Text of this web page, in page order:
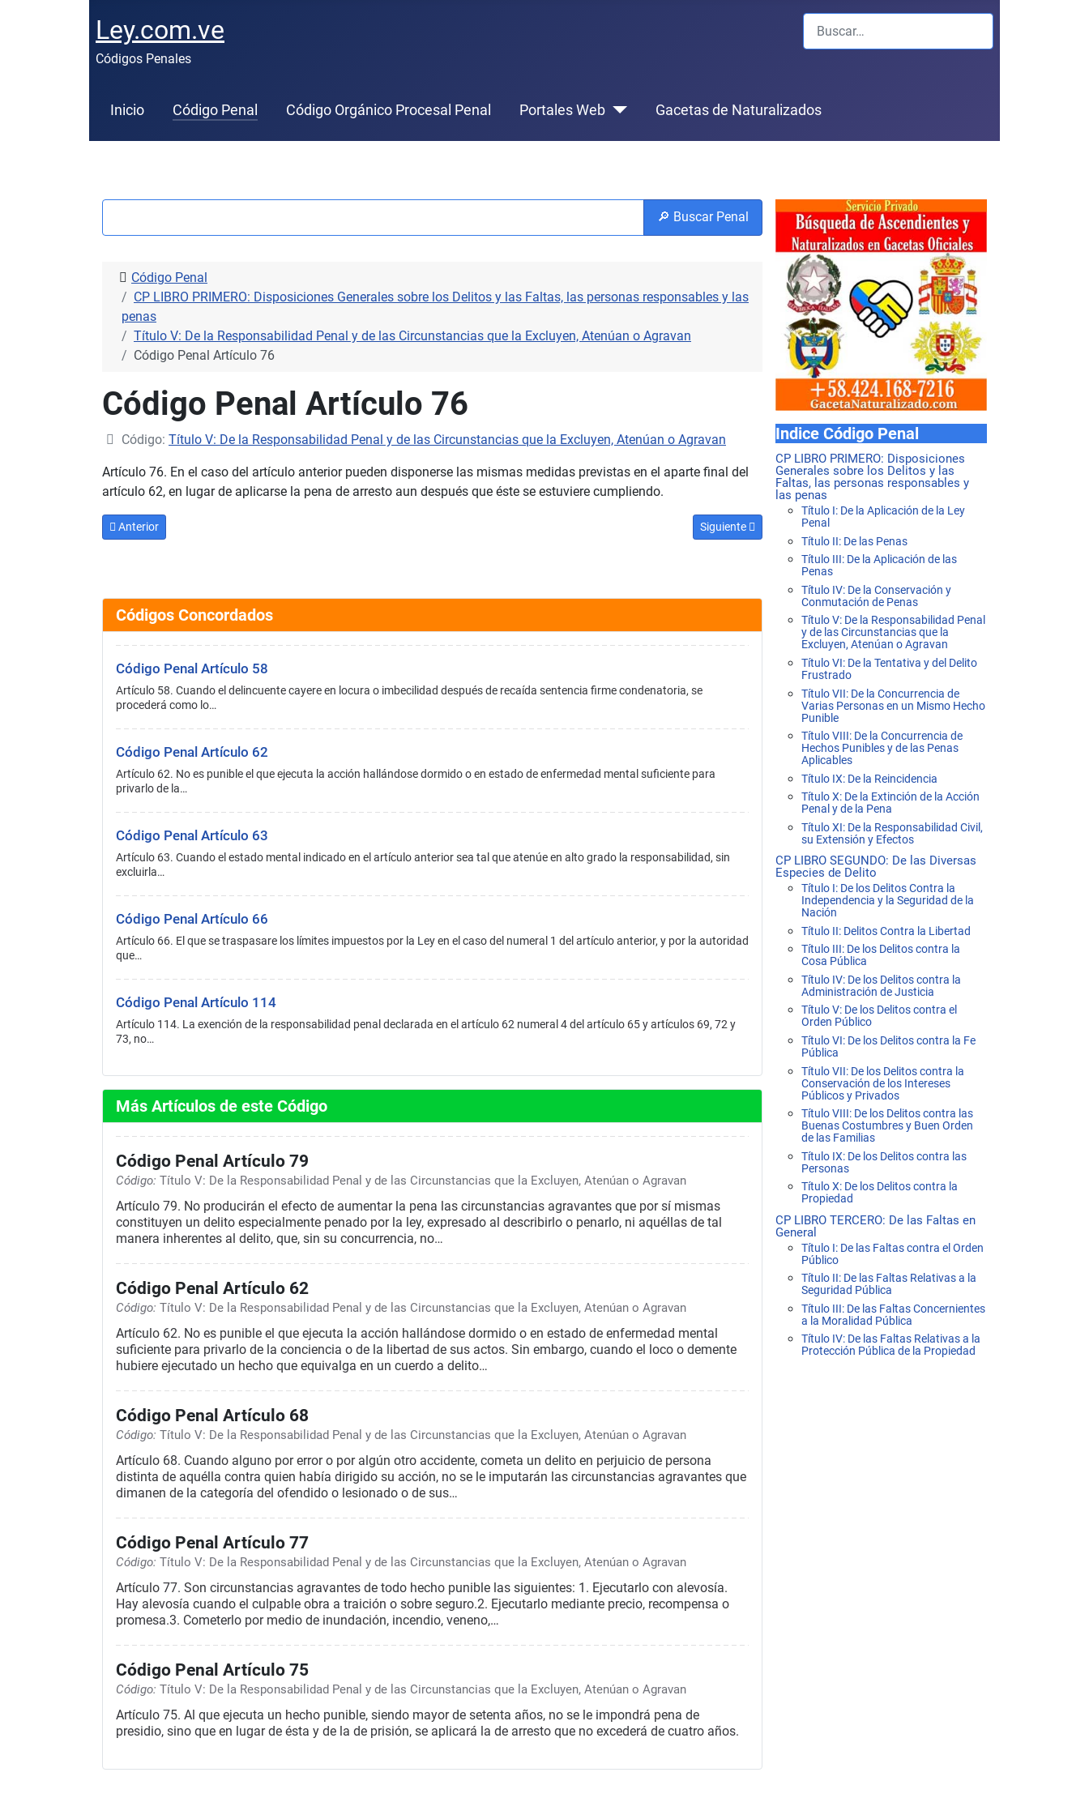
Ley.com.ve
Códigos Penales
Buscar
Inicio Código Penal Código Orgánico Procesal Penal Portales Web Gacetas de Naturalizados
🔎 Buscar Penal
Código Penal
CP LIBRO PRIMERO: Disposiciones Generales sobre los Delitos y las Faltas, las personas responsables y las
penas
Título V: De la Responsabilidad Penal y de las Circunstancias que la Excluyen, Atenúan o Agravan
Código Penal Artículo 76
Código Penal Artículo 76
Código: Título V: De la Responsabilidad Penal y de las Circunstancias que la Excluyen, Atenúan o Agravan
Artículo 76. En el caso del artículo anterior pueden disponerse las mismas medidas previstas en el aparte final del
artículo 62, en lugar de aplicarse la pena de arresto aun después que éste se estuviere cumpliendo.
Artículo anterior: Código Penal Artículo 75
Anterior Artículo siguiente: Código Penal Artículo 77
Siguiente
Códigos Concordados
Código Penal Artículo 58
Artículo 58. Cuando el delincuente cayere en locura o imbecilidad después de recaída sentencia firme condenatoria, se
procederá como lo…
Código Penal Artículo 62
Artículo 62. No es punible el que ejecuta la acción hallándose dormido o en estado de enfermedad mental suficiente para
privarlo de la…
Código Penal Artículo 63
Artículo 63. Cuando el estado mental indicado en el artículo anterior sea tal que atenúe en alto grado la responsabilidad, sin
excluirla…
Código Penal Artículo 66
Artículo 66. El que se traspasare los límites impuestos por la Ley en el caso del numeral 1 del artículo anterior, y por la autoridad
que…
Código Penal Artículo 114
Artículo 114. La exención de la responsabilidad penal declarada en el artículo 62 numeral 4 del artículo 65 y artículos 69, 72 y
73, no…
Más Artículos de este Código
Código Penal Artículo 79
Código: Título V: De la Responsabilidad Penal y de las Circunstancias que la Excluyen, Atenúan o Agravan
Artículo 79. No producirán el efecto de aumentar la pena las circunstancias agravantes que por sí mismas
constituyen un delito especialmente penado por la ley, expresado al describirlo o penarlo, ni aquéllas de tal
manera inherentes al delito, que, sin su concurrencia, no…
Código Penal Artículo 62
Código: Título V: De la Responsabilidad Penal y de las Circunstancias que la Excluyen, Atenúan o Agravan
Artículo 62. No es punible el que ejecuta la acción hallándose dormido o en estado de enfermedad mental
suficiente para privarlo de la conciencia o de la libertad de sus actos. Sin embargo, cuando el loco o demente
hubiere ejecutado un hecho que equivalga en un cuerdo a delito…
Código Penal Artículo 68
Código: Título V: De la Responsabilidad Penal y de las Circunstancias que la Excluyen, Atenúan o Agravan
Artículo 68. Cuando alguno por error o por algún otro accidente, cometa un delito en perjuicio de persona
distinta de aquélla contra quien había dirigido su acción, no se le imputarán las circunstancias agravantes que
dimanen de la categoría del ofendido o lesionado o de sus…
Código Penal Artículo 77
Código: Título V: De la Responsabilidad Penal y de las Circunstancias que la Excluyen, Atenúan o Agravan
Artículo 77. Son circunstancias agravantes de todo hecho punible las siguientes: 1. Ejecutarlo con alevosía.
Hay alevosía cuando el culpable obra a traición o sobre seguro.2. Ejecutarlo mediante precio, recompensa o
promesa.3. Cometerlo por medio de inundación, incendio, veneno,…
Código Penal Artículo 75
Código: Título V: De la Responsabilidad Penal y de las Circunstancias que la Excluyen, Atenúan o Agravan
Artículo 75. Al que ejecuta un hecho punible, siendo mayor de setenta años, no se le impondrá pena de
presidio, sino que en lugar de ésta y de la de prisión, se aplicará la de arresto que no excederá de cuatro años.
Indice Código Penal
CP LIBRO PRIMERO: Disposiciones
Generales sobre los Delitos y las
Faltas, las personas responsables y
las penas
Título I: De la Aplicación de la Ley
Penal
Título II: De las Penas
Título III: De la Aplicación de las
Penas
Título IV: De la Conservación y
Conmutación de Penas
Título V: De la Responsabilidad Penal
y de las Circunstancias que la
Excluyen, Atenúan o Agravan
Título VI: De la Tentativa y del Delito
Frustrado
Título VII: De la Concurrencia de
Varias Personas en un Mismo Hecho
Punible
Título VIII: De la Concurrencia de
Hechos Punibles y de las Penas
Aplicables
Título IX: De la Reincidencia
Título X: De la Extinción de la Acción
Penal y de la Pena
Título XI: De la Responsabilidad Civil,
su Extensión y Efectos
CP LIBRO SEGUNDO: De las Diversas
Especies de Delito
Título I: De los Delitos Contra la
Independencia y la Seguridad de la
Nación
Título II: Delitos Contra la Libertad
Título III: De los Delitos contra la
Cosa Pública
Título IV: De los Delitos contra la
Administración de Justicia
Título V: De los Delitos contra el
Orden Público
Título VI: De los Delitos contra la Fe
Pública
Título VII: De los Delitos contra la
Conservación de los Intereses
Públicos y Privados
Título VIII: De los Delitos contra las
Buenas Costumbres y Buen Orden
de las Familias
Título IX: De los Delitos contra las
Personas
Título X: De los Delitos contra la
Propiedad
CP LIBRO TERCERO: De las Faltas en
General
Título I: De las Faltas contra el Orden
Público
Título II: De las Faltas Relativas a la
Seguridad Pública
Título III: De las Faltas Concernientes
a la Moralidad Pública
Título IV: De las Faltas Relativas a la
Protección Pública de la Propiedad